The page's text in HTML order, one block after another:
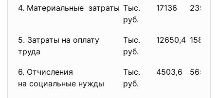
4. Материальные затраты Тыс.
руб.
17136 23904
5. Затраты на оплату
труда
Тыс.
руб.
12650,4 15894
6. Отчисления
на социальные нужды
Тыс.
руб.
4503,6 5658